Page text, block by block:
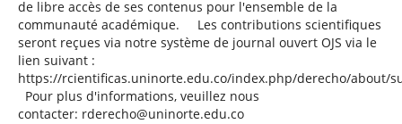
de libre accès de ses contenus pour l'ensemble de la
communauté académique. Les contributions scientifiques
seront reçues via notre système de journal ouvert OJS via le
lien suivant :
https://rcientificas.uninorte.edu.co/index.php/derecho/about/
Pour plus d'informations, veuillez nous
contacter: rderecho@uninorte.edu.co